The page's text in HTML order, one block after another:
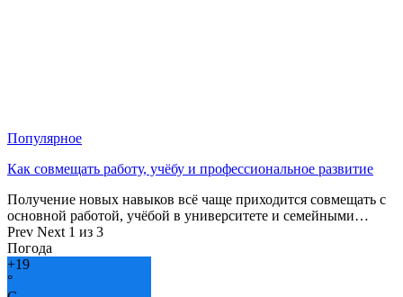
Популярное
Как совмещать работу, учёбу и профессиональное развитие
Получение новых навыков всё чаще приходится совмещать с
основной работой, учёбой в университете и семейными…
Prev Next 1 из 3
Погода
+19
°